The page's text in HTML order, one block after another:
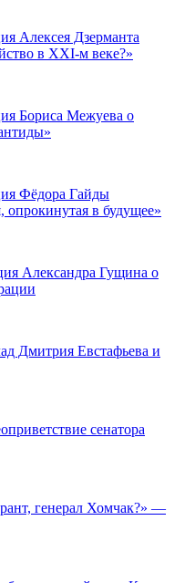
Алексея Дзерманта
в XXI-м веке?»
Бориса Межуева о
Фёдора Гайды
опрокинутая в будущее»
Александра Гущина о
Дмитрия Евстафьева и
сенатора
генерал Хомчак?» —